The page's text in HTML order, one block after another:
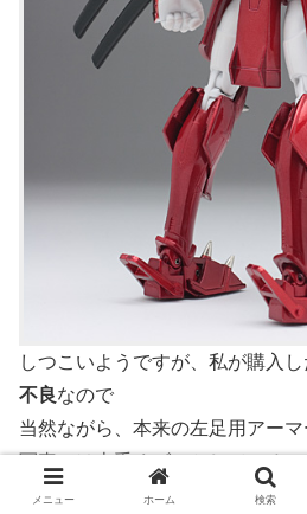
しつこいようですが、私が購入し
不良なので
当然ながら、本来の左足用アー
写真では上手くゴマかしている
メニュー ホーム 検索